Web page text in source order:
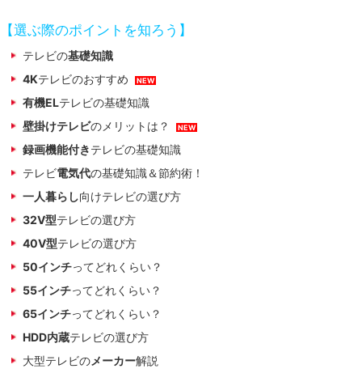
【選ぶ際のポイントを知ろう】
テレビの基礎知識
4Kテレビのおすすめ NEW
有機ELテレビの基礎知識
壁掛けテレビのメリットは？ NEW
録画機能付きテレビの基礎知識
テレビ電気代の基礎知識＆節約術！
一人暮らし向けテレビの選び方
32V型テレビの選び方
40V型テレビの選び方
50インチってどれくらい？
55インチってどれくらい？
65インチってどれくらい？
HDD内蔵テレビの選び方
大型テレビのメーカー解説